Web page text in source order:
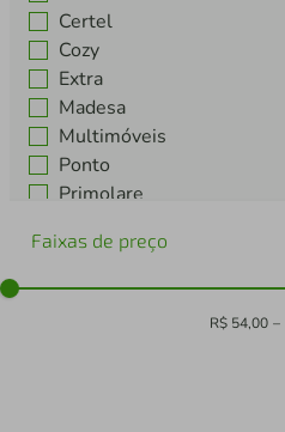
Certel
Cozy
Extra
Madesa
Multimóveis
Ponto
Primolare
Faixas de preço
R$ 54,00 –